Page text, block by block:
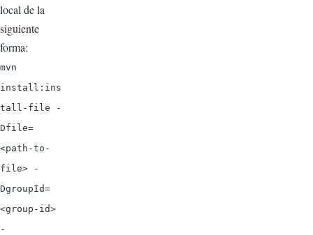
local de la
siguiente
forma:
mvn
install:ins
tall-file -
Dfile=
<path-to-
file> -
DgroupId=
<group-id>
-